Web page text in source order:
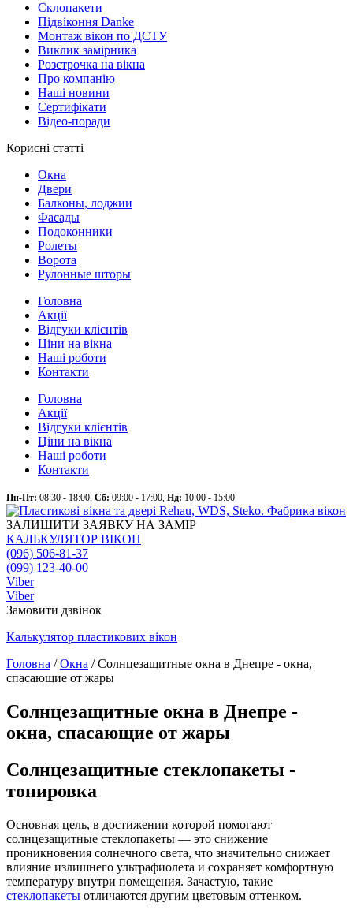
Склопакети
Підвіконня Danke
Монтаж вікон по ДСТУ
Виклик замірника
Розстрочка на вікна
Про компанію
Наші новини
Сертифікати
Відео-поради
Корисні статті
Окна
Двери
Балконы, лоджии
Фасады
Подоконники
Ролеты
Ворота
Рулонные шторы
Головна
Акції
Відгуки клієнтів
Ціни на вікна
Наші роботи
Контакти
Головна
Акції
Відгуки клієнтів
Ціни на вікна
Наші роботи
Контакти
Пн-Пт: 08:30 - 18:00, Сб: 09:00 - 17:00, Нд: 10:00 - 15:00
ЗАЛИШИТИ ЗАЯВКУ НА ЗАМІР
КАЛЬКУЛЯТОР ВІКОН
(096) 506-81-37
(099) 123-40-00
Viber
Viber
Замовити дзвінок
Калькулятор пластикових вікон
Головна /Окна /Солнцезащитные окна в Днепре - окна,
спасающие от жары
Солнцезащитные окна в Днепре -
окна, спасающие от жары
Солнцезащитные стеклопакеты -
тонировка
Основная цель, в достижении которой помогают
солнцезащитные стеклопакеты — это снижение
проникновения солнечного света, что значительно снижает
влияние излишнего ультрафиолета и сохраняет комфортную
температуру внутри помещения. Зачастую, такие
стеклопакеты отличаются другим цветовым оттенком.